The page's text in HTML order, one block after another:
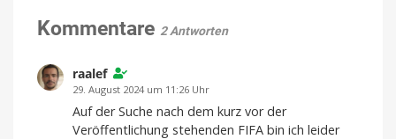
Langeweile
Kommentare 2 Antworten
raalef
29. August 2024 um 11:26 Uhr
Auf der Suche nach dem kurz vor der
Veröffentlichung stehenden FIFA bin ich leider